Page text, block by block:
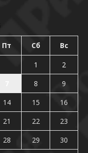
Пт Сб Вс
1
2
8
9
14 15
16
21 22
23
28 29
30